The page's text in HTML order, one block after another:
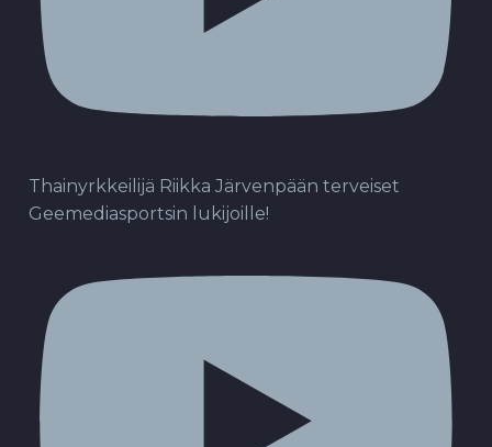
Thainyrkkeilijä Riikka Järvenpään terveiset
Geemediasportsin lukijoille!